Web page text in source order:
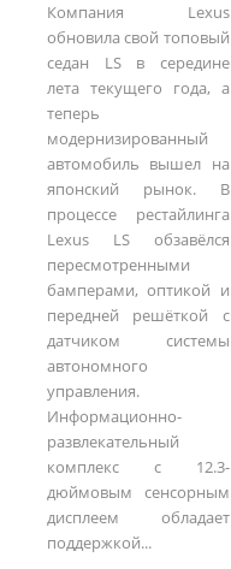
Компания Lexus
обновила свой топовый
седан LS в середине
лета текущего года, а
теперь
модернизированный
автомобиль вышел на
японский рынок. В
процессе рестайлинга
Lexus LS обзавёлся
пересмотренными
бамперами, оптикой и
передней решёткой с
датчиком системы
автономного
управления.
Информационно-
развлекательный
комплекс с 12.3-
дюймовым сенсорным
дисплеем обладает
поддержкой...